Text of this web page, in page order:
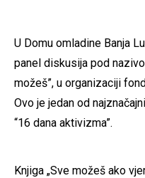
U Domu omladine Banja
panel diskusija pod
možeš”, u organizaciji
Ovo je jedan od
“16 dana aktivizma”.
Knjiga „Sve možeš ako